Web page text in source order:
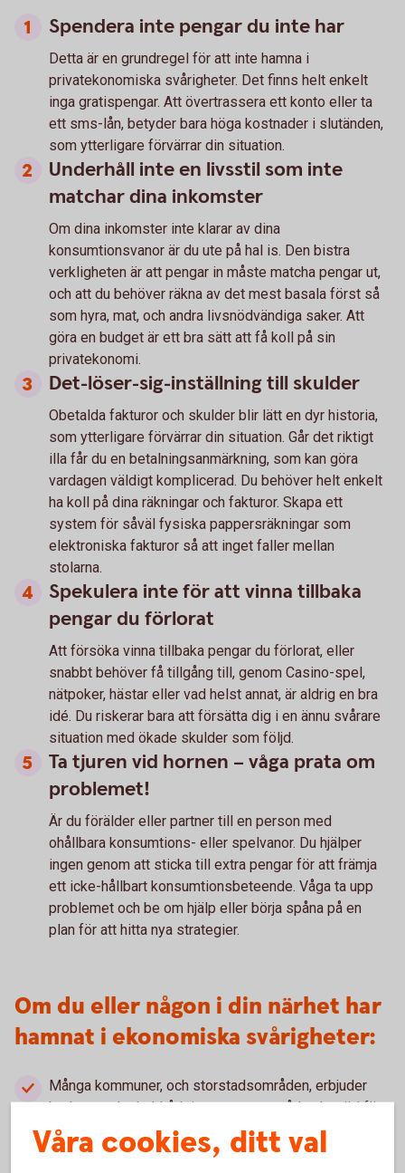
Spendera inte pengar du inte har
Detta är en grundregel för att inte hamna i
privatekonomiska svårigheter. Det finns helt enkelt
inga gratispengar. Att övertrassera ett konto eller ta
ett sms-lån, betyder bara höga kostnader i slutänden,
som ytterligare förvärrar din situation.
Underhåll inte en livsstil som inte
matchar dina inkomster
Om dina inkomster inte klarar av dina
konsumtionsvanor är du ute på hal is. Den bistra
verkligheten är att pengar in måste matcha pengar ut,
och att du behöver räkna av det mest basala först så
som hyra, mat, och andra livsnödvändiga saker. Att
göra en budget är ett bra sätt att få koll på sin
privatekonomi.
Det-löser-sig-inställning till skulder
Obetalda fakturor och skulder blir lätt en dyr historia,
som ytterligare förvärrar din situation. Går det riktigt
illa får du en betalningsanmärkning, som kan göra
vardagen väldigt komplicerad. Du behöver helt enkelt
ha koll på dina räkningar och fakturor. Skapa ett
system för såväl fysiska pappersräkningar som
elektroniska fakturor så att inget faller mellan
stolarna.
Spekulera inte för att vinna tillbaka
pengar du förlorat
Att försöka vinna tillbaka pengar du förlorat, eller
snabbt behöver få tillgång till, genom Casino-spel,
nätpoker, hästar eller vad helst annat, är aldrig en bra
idé. Du riskerar bara att försätta dig i en ännu svårare
situation med ökade skulder som följd.
Ta tjuren vid hornen – våga prata om
problemet!
Är du förälder eller partner till en person med
ohållbara konsumtions- eller spelvanor. Du hjälper
ingen genom att sticka till extra pengar för att främja
ett icke-hållbart konsumtionsbeteende. Våga ta upp
problemet och be om hjälp eller börja spåna på en
plan för att hitta nya strategier.
Om du eller någon i din närhet har
hamnat i ekonomiska svårigheter:
Många kommuner, och storstadsområden, erbjuder
budget- och skuldrådgivare som ger råd och stöd för
att få ordning på din ekonomi.
Konsumentverket arbetar med att hjälpa konsumenter
Våra cookies, ditt val